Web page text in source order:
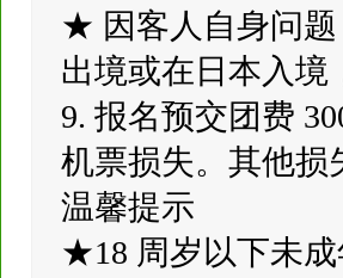
★ 因客人自身问题
出境或在日本入境
9. 报名预交团费
机票损失。其他损
温馨提示
★18 周岁以下未